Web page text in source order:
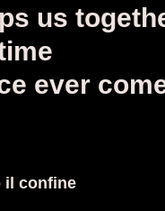
us
ever
il confine